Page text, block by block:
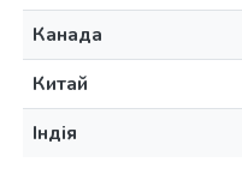
Канада
Китай
Індія